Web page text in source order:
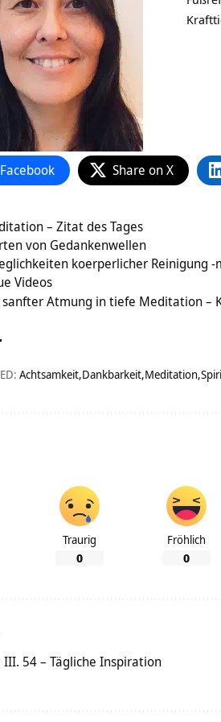
Facebook Share on X
– Zitat des Tages
von Gedankenwellen
koerperlicher Reinigung -
Videos
Atmung in tiefe Meditation –
Achtsamkeit Dankbarkeit Meditation
Traurig
0
Fröhlich
0
III. 54 – Tägliche Inspiration